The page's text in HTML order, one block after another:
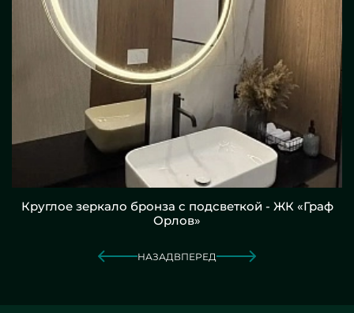
Круглое зеркало бронза с подсветкой - ЖК «Граф
Орлов»
НАЗАД ВПЕРЕД